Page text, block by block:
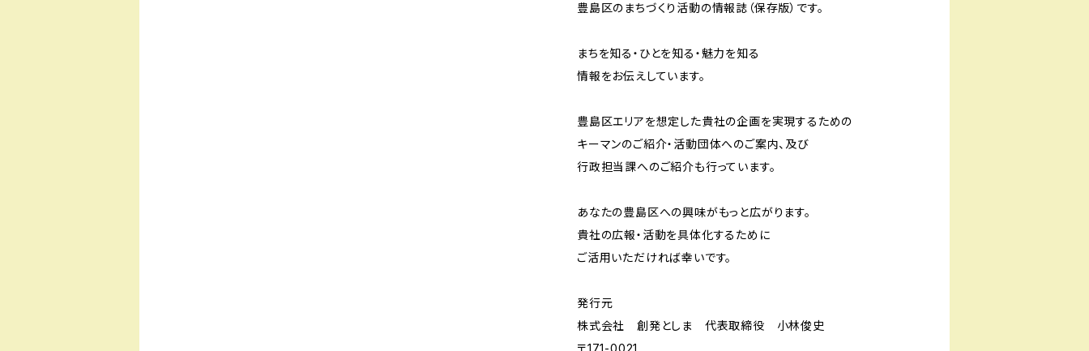
豊島区のまちづくり活動の情報誌（保存版）です。
まちを知る・ひとを知る・魅力を知る
情報をお伝えしています。
豊島区エリアを想定した貴社の企画を実現するための
キーマンのご紹介・活動団体へのご案内、及び
行政担当課へのご紹介も行っています。
あなたの豊島区への興味がもっと広がります。
貴社の広報・活動を具体化するために
ご活用いただければ幸いです。
発行元
株式会社 創発としま 代表取締役 小林俊史
〒171-0021